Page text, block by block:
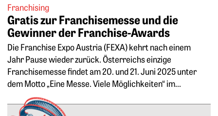
Franchising
Gratis zur Franchisemesse und die
Gewinner der Franchise-Awards
Die Franchise Expo Austria (FEXA) kehrt nach einem
Jahr Pause wieder zurück. Österreichs einzige
Franchisemesse findet am 20. und 21. Juni 2025 unter
dem Motto „Eine Messe. Viele Möglichkeiten“ im...
Weiter zum Podcast #133 | Steuerupdate für